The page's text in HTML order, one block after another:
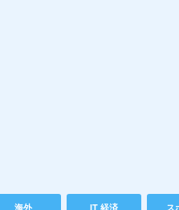
海外 IT 経済 ス